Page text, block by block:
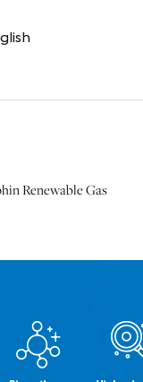
Renewable Gas